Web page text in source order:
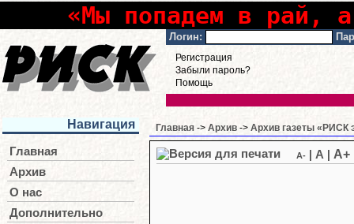
«Мы попадем в рай,
Логин:
Регистрация
Забыли пароль?
Помощь
Навигация
Главная
Архив
О нас
Дополнительно
Главная -> Архив -> Архив газеты «РИСК
A- A A+